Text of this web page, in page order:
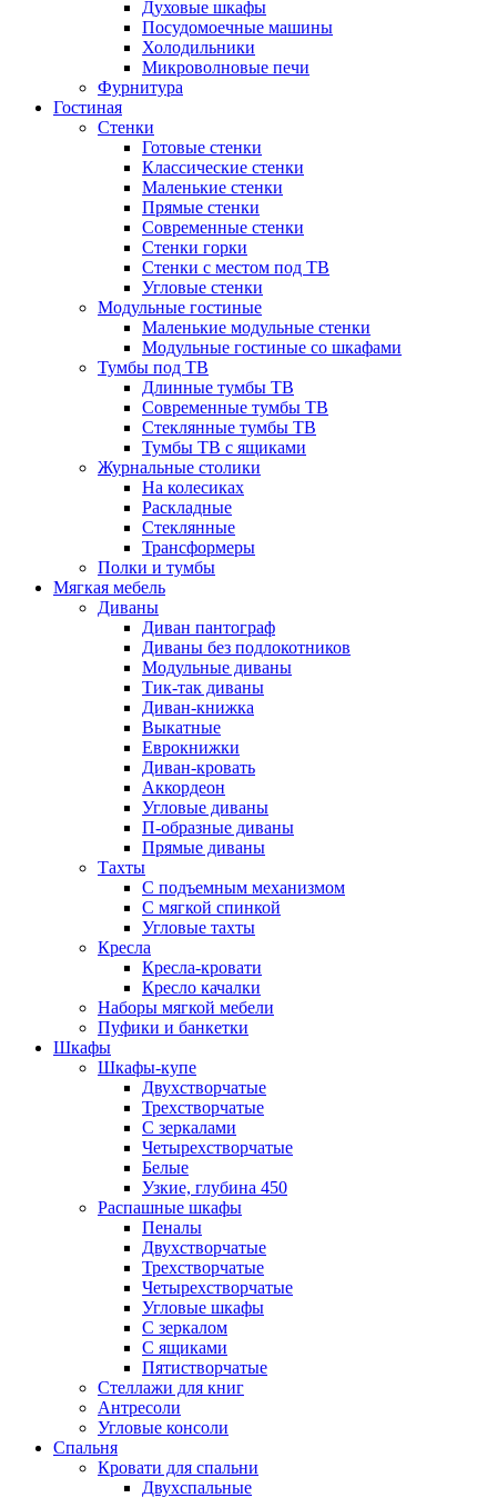
Духовые шкафы
Посудомоечные машины
Холодильники
Микроволновые печи
Фурнитура
Гостиная
Стенки
Готовые стенки
Классические стенки
Маленькие стенки
Прямые стенки
Современные стенки
Стенки горки
Стенки с местом под ТВ
Угловые стенки
Модульные гостиные
Маленькие модульные стенки
Модульные гостиные со шкафами
Тумбы под ТВ
Длинные тумбы ТВ
Современные тумбы ТВ
Стеклянные тумбы ТВ
Тумбы ТВ с ящиками
Журнальные столики
На колесиках
Раскладные
Стеклянные
Трансформеры
Полки и тумбы
Мягкая мебель
Диваны
Диван пантограф
Диваны без подлокотников
Модульные диваны
Тик-так диваны
Диван-книжка
Выкатные
Еврокнижки
Диван-кровать
Аккордеон
Угловые диваны
П-образные диваны
Прямые диваны
Тахты
С подъемным механизмом
С мягкой спинкой
Угловые тахты
Кресла
Кресла-кровати
Кресло качалки
Наборы мягкой мебели
Пуфики и банкетки
Шкафы
Шкафы-купе
Двухстворчатые
Трехстворчатые
С зеркалами
Четырехстворчатые
Белые
Узкие, глубина 450
Распашные шкафы
Пеналы
Двухстворчатые
Трехстворчатые
Четырехстворчатые
Угловые шкафы
С зеркалом
С ящиками
Пятистворчатые
Стеллажи для книг
Антресоли
Угловые консоли
Спальня
Кровати для спальни
Двухспальные